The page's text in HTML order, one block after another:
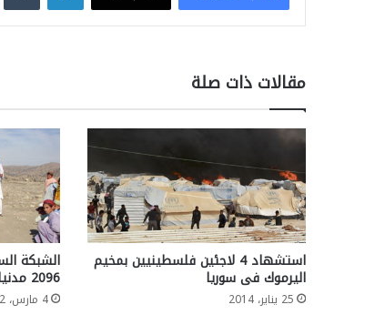
مقالات ذات صلة
استشهاد 4 لاجئين فلسطينيين بمخيم
اليرموك فى سوريا
25 يناير، 2014
الشبكة
2096 مدنيا خلال فبراير الماضى
4 مارس، 2012